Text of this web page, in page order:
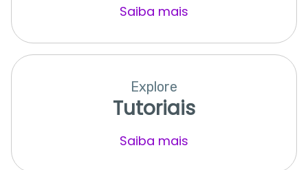
Saiba mais
Explore
Tutoriais
Saiba mais